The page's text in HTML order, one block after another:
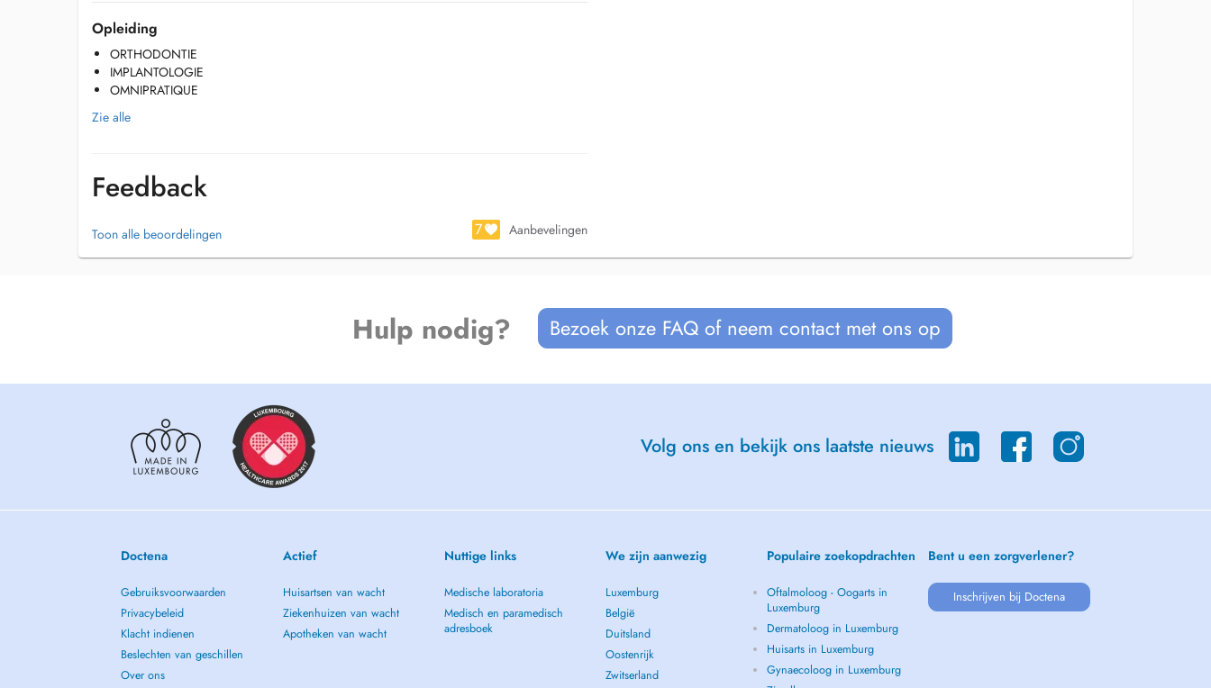
Mon objectif est de fournir des soins de haute qualité dans une atmosphère calme et
apaisante.
ES
Soy odontóloga general con 28 años de experiencia.
Mi objetivo es ofrecer una atención de alta calidad en un ambiente tranquilo y relajante para
Opleiding
ORTHODONTIE
IMPLANTOLOGIE
OMNIPRATIQUE
Zie alle
Feedback
Toon alle beoordelingen 7 Aanbevelingen
Hulp nodig? Bezoek onze FAQ of neem contact met ons op
Volg ons en bekijk ons laatste nieuws
Doctena
Gebruiksvoorwaarden
Privacybeleid
Klacht indienen
Beslechten van geschillen
Over ons
Actief
Huisartsen van wacht
Ziekenhuizen van wacht
Apotheken van wacht
Nuttige links
Medische laboratoria
Medisch en paramedisch
adresboek
We zijn aanwezig
Luxemburg
België
Duitsland
Oostenrijk
Zwitserland
Populaire zoekopdrachten
Oftalmoloog - Oogarts in
Luxemburg
Dermatoloog in Luxemburg
Huisarts in Luxemburg
Gynaecoloog in Luxemburg
Bent u een zorgverlener?
Inschrijven bij Doctena